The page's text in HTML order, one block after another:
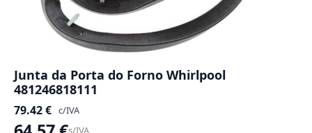
Junta da Porta do Forno Whirlpool
481246818111
79.42€ c/IVA
s/IVA